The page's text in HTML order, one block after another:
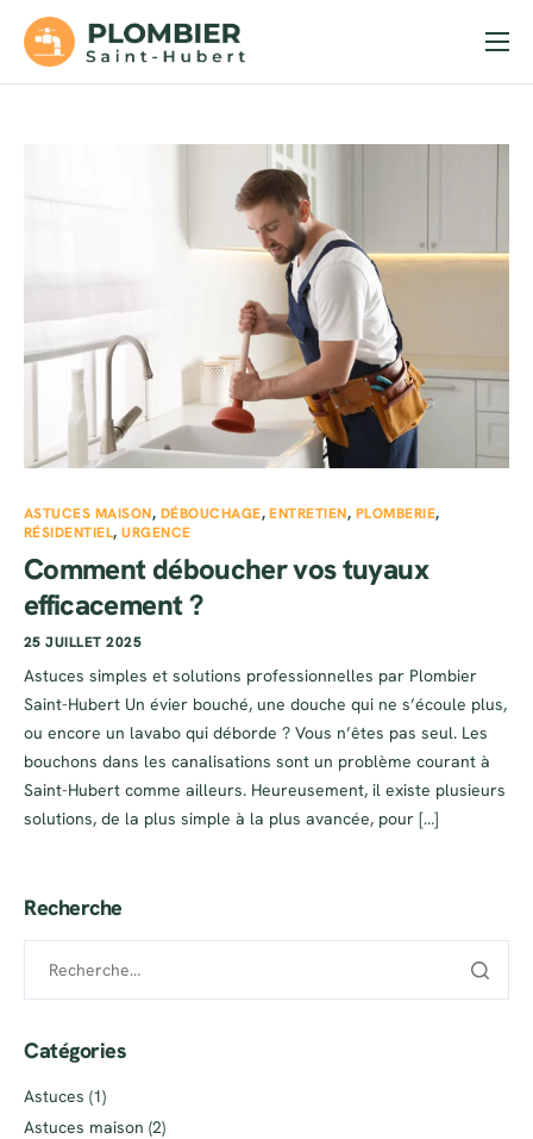
Accueil
Contact
ASTUCES MAISON, DÉBOUCHAGE,ENTRETIEN, PLOMBERIE,
RÉSIDENTIEL,URGENCE
Comment déboucher vos tuyaux
efficacement ?
25 JUILLET 2025
Astuces simples et solutions professionnelles par Plombier
Saint-Hubert Un évier bouché, une douche qui ne s’écoule plus,
ou encore un lavabo qui déborde ? Vous n’êtes pas seul. Les
bouchons dans les canalisations sont un problème courant à
Saint-Hubert comme ailleurs. Heureusement, il existe plusieurs
solutions, de la plus simple à la plus avancée, pour […]
Recherche
Catégories
Astuces (1)
Astuces maison (2)